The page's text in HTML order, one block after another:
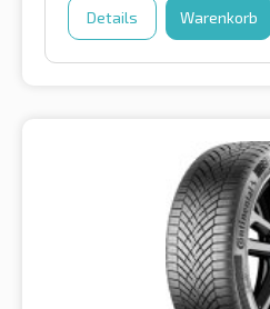
Details Warenkorb